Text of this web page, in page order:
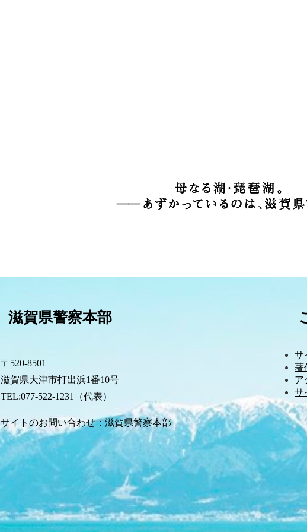
滋賀県警察本部
〒520-8501
滋賀県大津市打出浜1番10号
TEL:077-522-1231（代表）
サイトのお問い合わせ：滋賀県警察本部
サ
著
ア
サ